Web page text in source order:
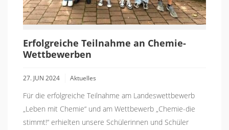
Erfolgreiche Teilnahme an Chemie-
Wettbewerben
27. JUN 2024 Aktuelles
Für die erfolgreiche Teilnahme am Landeswettbewerb
„Leben mit Chemie“ und am Wettbewerb „Chemie-die
stimmt!“ erhielten unsere Schülerinnen und Schüler